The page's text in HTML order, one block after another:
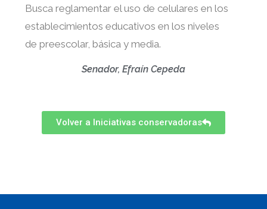
Busca reglamentar el uso de celulares en los
establecimientos educativos en los niveles
de preescolar, básica y media.
Senador, Efraín Cepeda
Volver a Iniciativas conservadoras